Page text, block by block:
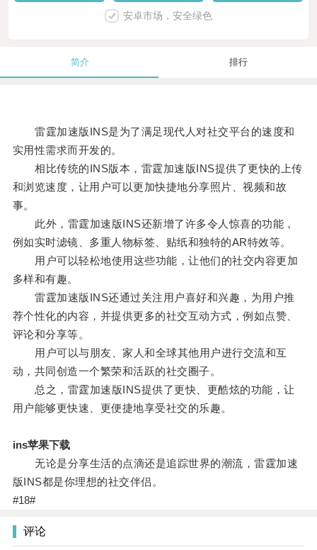
安卓市场，安全绿色
简介 排行
雷霆加速版INS是为了满足现代人对社交平台的速度和
实用性需求而开发的。
相比传统的INS版本，雷霆加速版INS提供了更快的上传
和浏览速度，让用户可以更加快捷地分享照片、视频和故
事。
此外，雷霆加速版INS还新增了许多令人惊喜的功能，
例如实时滤镜、多重人物标签、贴纸和独特的AR特效等。
用户可以轻松地使用这些功能，让他们的社交内容更加
多样和有趣。
雷霆加速版INS还通过关注用户喜好和兴趣，为用户推
荐个性化的内容，并提供更多的社交互动方式，例如点赞、
评论和分享等。
用户可以与朋友、家人和全球其他用户进行交流和互
动，共同创造一个繁荣和活跃的社交圈子。
总之，雷霆加速版INS提供了更快、更酷炫的功能，让
用户能够更快速、更便捷地享受社交的乐趣。
ins苹果下载
无论是分享生活的点滴还是追踪世界的潮流，雷霆加速
版INS都是你理想的社交伴侣。
#18#
评论